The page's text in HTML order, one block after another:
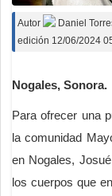
Autor Daniel
edición 12/06/2024
Nogales, Sonora.
Para ofrecer una
la comunidad
en Nogales,
los cuerpos que